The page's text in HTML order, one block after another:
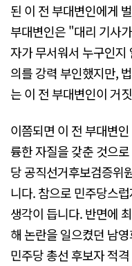
된 이 전 부대변인에게
부대변인은 "대리 기사
자가 무서워서 누구인
의를 강력 부인했지만,
는 이 전 부대변인이 거
이쯤되면 이 전 부대변
륭한 자질을 갖춘 것으
당 공직선거후보검증위
니다. 참으로 민주당스
생각이 듭니다. 반면에
해 논란을 일으켰던 남
민주당 총선 후보자 적